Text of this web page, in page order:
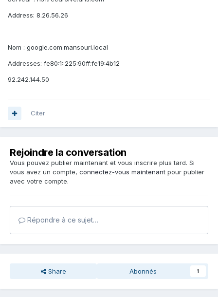
Address: 8.26.56.26
Nom : google.com.mansouri.local
Addresses: fe80:1::225:90ff:fe19:4b12
92.242.144.50
Citer
Rejoindre la conversation
Vous pouvez publier maintenant et vous inscrire plus tard. Si
vous avez un compte, connectez-vous maintenant pour publier
avec votre compte.
Répondre à ce sujet…
Share Abonnés 1